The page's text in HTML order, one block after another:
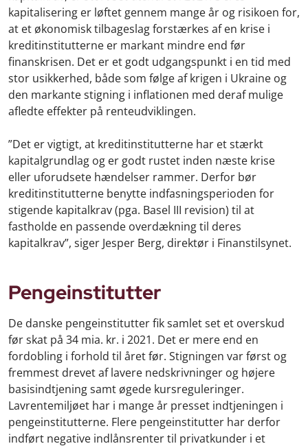
kapitalisering er løftet gennem mange år og risikoen for,
at et økonomisk tilbageslag forstærkes af en krise i
kreditinstitutterne er markant mindre end før
finanskrisen. Det er et godt udgangspunkt i en tid med
stor usikkerhed, både som følge af krigen i Ukraine og
den markante stigning i inflationen med deraf mulige
afledte effekter på renteudviklingen.
”Det er vigtigt, at kreditinstitutterne har et stærkt
kapitalgrundlag og er godt rustet inden næste krise
eller uforudsete hændelser rammer. Derfor bør
kreditinstitutterne benytte indfasningsperioden for
stigende kapitalkrav (pga. Basel III revision) til at
fastholde en passende overdækning til deres
kapitalkrav”, siger Jesper Berg, direktør i Finanstilsynet.
Pengeinstitutter
De danske pengeinstitutter fik samlet set et overskud
før skat på 34 mia. kr. i 2021. Det er mere end en
fordobling i forhold til året før. Stigningen var først og
fremmest drevet af lavere nedskrivninger og højere
basisindtjening samt øgede kursreguleringer.
Lavrentemiljøet har i mange år presset indtjeningen i
pengeinstitutterne. Flere pengeinstitutter har derfor
indført negative indlånsrenter til privatkunder i et